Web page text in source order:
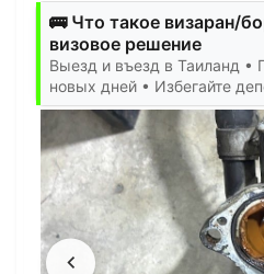
🚌 Что такое визаран/
визовое решение
Выезд и въезд в Таиланд •
новых дней • Избегайте